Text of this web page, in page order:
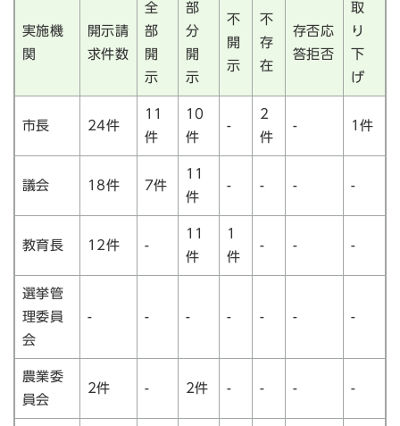
実施機
関
開示請
求件数
全
部
開
示
部
分
開
示
不
開
示
不
存
在
存否応
答拒否
取
り
下
げ
市長 24件
11
件
10
件
-
2
件
- 1件
議会 18件 7件
11
件
- - - -
教育長 12件 -
11
件
1
件
- - -
選挙管
理委員
会
- - - - - - -
農業委
員会
2件 - 2件 - - - -